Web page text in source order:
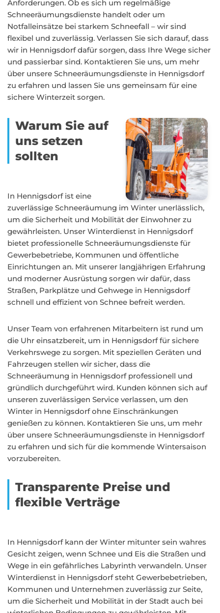
Anforderungen. Ob es sich um regelmäßige
Schneeräumungsdienste handelt oder um
Notfalleinsätze bei starkem Schneefall – wir sind
flexibel und zuverlässig. Verlassen Sie sich darauf, dass
wir in Hennigsdorf dafür sorgen, dass Ihre Wege sicher
und passierbar sind. Kontaktieren Sie uns, um mehr
über unsere Schneeräumungsdienste in Hennigsdorf
zu erfahren und lassen Sie uns gemeinsam für eine
sichere Winterzeit sorgen.
Warum Sie auf
uns setzen
sollten
In Hennigsdorf ist eine
zuverlässige Schneeräumung im Winter unerlässlich,
um die Sicherheit und Mobilität der Einwohner zu
gewährleisten. Unser Winterdienst in Hennigsdorf
bietet professionelle Schneeräumungsdienste für
Gewerbebetriebe, Kommunen und öffentliche
Einrichtungen an. Mit unserer langjährigen Erfahrung
und moderner Ausrüstung sorgen wir dafür, dass
Straßen, Parkplätze und Gehwege in Hennigsdorf
schnell und effizient von Schnee befreit werden.
Unser Team von erfahrenen Mitarbeitern ist rund um
die Uhr einsatzbereit, um in Hennigsdorf für sichere
Verkehrswege zu sorgen. Mit speziellen Geräten und
Fahrzeugen stellen wir sicher, dass die
Schneeräumung in Hennigsdorf professionell und
gründlich durchgeführt wird. Kunden können sich auf
unseren zuverlässigen Service verlassen, um den
Winter in Hennigsdorf ohne Einschränkungen
genießen zu können. Kontaktieren Sie uns, um mehr
über unsere Schneeräumungsdienste in Hennigsdorf
zu erfahren und sich für die kommende Wintersaison
vorzubereiten.
Transparente Preise und
flexible Verträge
In Hennigsdorf kann der Winter mitunter sein wahres
Gesicht zeigen, wenn Schnee und Eis die Straßen und
Wege in ein gefährliches Labyrinth verwandeln. Unser
Winterdienst in Hennigsdorf steht Gewerbebetrieben,
Kommunen und Unternehmen zuverlässig zur Seite,
um die Sicherheit und Mobilität in der Stadt auch bei